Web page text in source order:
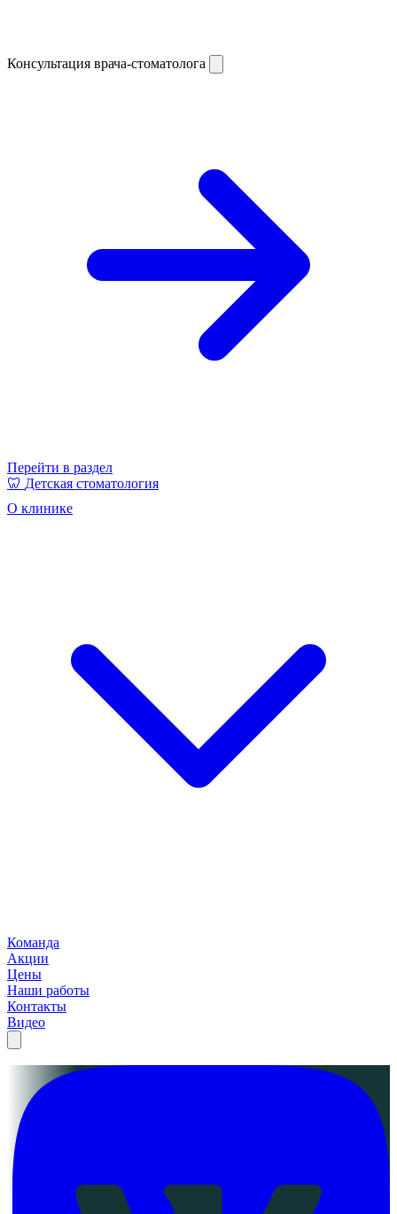
Консультация врача-стоматолога
Перейти в раздел
🦷 Детская стоматология
О клинике
Команда
Акции
Цены
Наши работы
Контакты
Видео